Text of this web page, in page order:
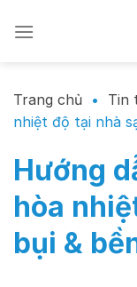
đến
Trang chủ • Tin
nhiệt độ tại nhà
Hướng
hòa
bụi &